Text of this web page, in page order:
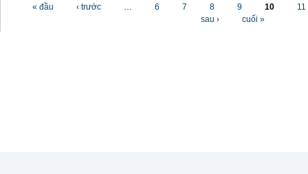
« đầu ‹ trước … 6 7 8 9 10
11
sau ›
cuối »